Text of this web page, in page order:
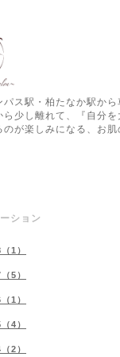
パス駅・柏たなか駅か
ら少し離れて、『自分
のが楽しみになる、お
ション
1）
5）
1）
4）
2）